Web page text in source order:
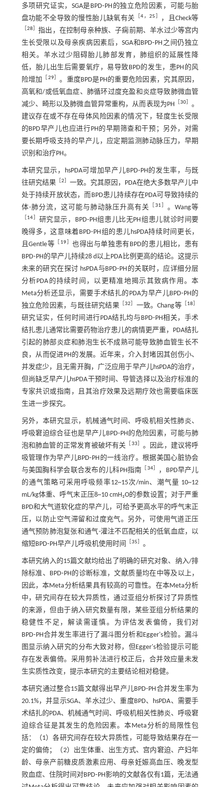
多项研究证实，SGA是BPD⁃PH的独立危险因素，可能与胎
盘功能不全导致的慢性胎儿缺氧有关
［4，25 ，且Check等
28 ］指出，在控制母亲种族、子痫前期、羊水过少等宫内
生长受限以及母亲疾病因素后，SGA和BPD⁃PH之间仍独立
相关。羊水过少阻碍胎儿肺部发育，肺组织的延展性降
低，胎儿出生后需要氧疗，易导致BPD的发生，患PH的风
险增加
29］ 。重度BPD是PH的重要危险因素，究其原因，
高氧和/或低氧血症、肺循环过度充盈和炎症导致肺微血管
减少、畸形以及肺微血管异常重构，从而表现为PH
［30
。
建议存在或不存在母体风险因素的情况下，轻度生长受限
的BPD早产儿也应进行PH的早期筛查和干预；另外，对需
要长期呼吸支持的早产儿，应定期监测肺动脉压力，早期
识别和治疗PH。
本研究显示，hsPDA可增加早产儿BPD⁃PH的发生率，与既
往研究结果
2
一致。究其原因，PDA在绝大多数早产儿中
处于持续开放状态，而BPD患儿持续存在PDA可导致持续的
体-肺分流，这可能与肺动脉压升高有关
［31 。Wang等
14
研究显示，BPD⁃PH组患儿比无PH组患儿就诊时间要
晚得多，这意味着BPD⁃PH组的患儿hsPDA持续时间更长，
且Gentle等
19］也得出与单独患有BPD的患儿相比，患有
BPD⁃PH的早产儿持续28 d以上PDA比例更高的结论。这提示
未来的研究在探讨 hsPDA与BPD⁃PH的关联时，应详细分层
分析PDA的持续时间，以更精准地揭示其致病作用。本
Meta分析还显示，需要手术结扎的PDA为早产儿BPD⁃PH的
独立危险因素，与既往研究结果 ［32 一致。Chang等［ 18
研究证实，任何时间进行PDA结扎均与BPD⁃PH相关，手术
结扎患儿通常比需要药物治疗患儿的病情更严重，PDA结扎
引起的肺部炎症和肺泡生长不成熟可能导致肺血管生长不
良，从而促进PH的发展。近年来，介入封堵因其创伤小、
并发症少，且无需开胸，广泛应用于早产儿hsPDA的治疗，
但尚缺乏早产儿hsPDA干预时间、导管选择以及治疗标准的
专家共识或指南，且其治疗效果及远期疗效也需要临床医
生进一步探究。
另外，本研究显示，机械通气时间、呼吸机相关性肺炎、
呼吸窘迫综合征也是早产儿BPD⁃PH的危险因素，可能与肺
泡和肺血管的正常发育被破坏有关
33
。因此，建议将呼
吸管理作为早产儿BPD⁃PH的一线治疗。根据美国心脏协会
与美国胸科学会联合发布的儿科PH指南
34］
，BPD早产儿
的通气策略可采用呼吸频率12~15次/min、潮气量 10~12
mL/kg体重、呼气末正压8~10 cmH₂O的参数设置；对于严重
BPD和大气道软化症的早产儿，可给予更高水平的呼气末正
压，以防止空气滞留和过度充气。另外，可使用气道正压
通气预防肺泡复张和通气-灌注不匹配相关的低氧血症，以
缩短BPD⁃PH早产儿呼吸机使用时间
35 。
本研究纳入的15篇文献均给出了明确的研究对象、纳入/排
除标准、BPD⁃PH的诊断标准，文献质量均在中等及以上，
因此，本Meta分析结果具有较高的可靠性。在本Meta分析
中，研究间存在较大异质性，通过亚组分析探讨了异质性
的来源，但由于纳入研究数量有限，某些亚组分析结果的
稳健性不足，解读需谨慎。为评估发表偏倚，我们对
BPD⁃PH合并发生率进行了漏斗图分析和Egger's检验。漏斗
图显示纳入研究的分布大致对称，但Egger's检验提示可能
存在发表偏倚。采用剪补法进行校正后，合并效应量未发
生实质性改变，提示本研究的主要结论相对稳健。
本研究通过整合15篇文献得出早产儿BPD⁃PH合并发生率为
20.1%，并显示SGA、羊水过少、重度BPD、hsPDA、需要手
术结扎的PDA、机械通气时间、呼吸机相关性肺炎、呼吸窘
迫综合征是其发生的危险因素。本Meta分析的局限性包
括：（1）各研究间存在较大异质性，可能导致结果存在一
定的偏倚；（2）出生体重、出生方式、宫内窘迫、产妇年
龄、母亲产前糖皮质激素应用、母亲妊娠高血压、晚发型
败血症、住院时间对BPD⁃PH影响的文献各仅有1篇，无法通